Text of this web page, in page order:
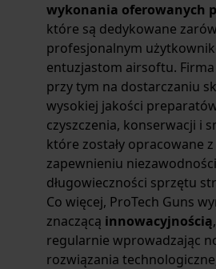
wykonania oferowanych
które są dedykowane
profesjonalnym
entuzjastom airsoftu.
przy tym na dostarczaniu
wysokiej jakości
czyszczenia, konserwacji i
które zostały opracowane
zapewnieniu
długowieczności sprzętu
Co więcej, ProTech Guns
znaczącą innowacyjnością
regularnie wprowadzając
rozwiązania